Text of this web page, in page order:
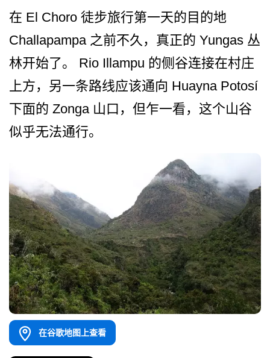
在 El Choro 徒步旅行第一天的目的地
Challapampa 之前不久，真正的 Yungas 丛
林开始了。 Rio Illampu 的侧谷连接在村庄
上方，另一­条路线应该通向 Huayna Potosí
下面的 Zonga 山口，但乍一看，这个山谷
似乎无法通行。
在谷歌地图上查看